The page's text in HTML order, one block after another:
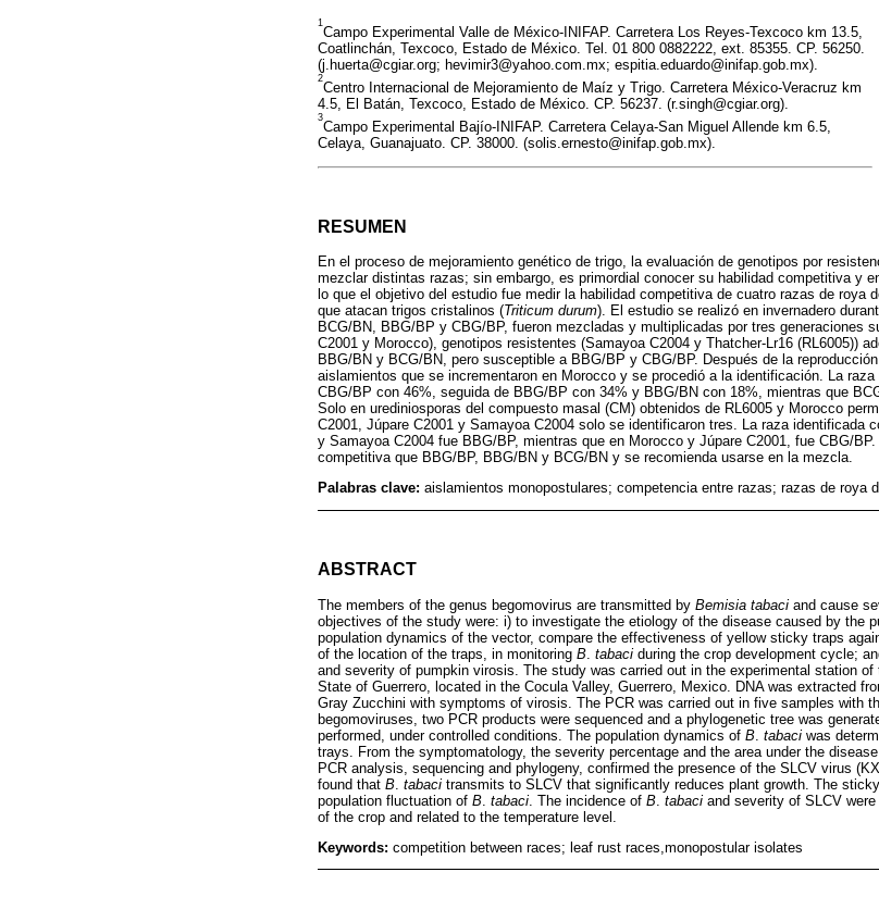
1
Campo Experimental Valle de México-INIFAP. Carretera Los Reyes-Texcoco km 13.5,
Coatlinchán, Texcoco, Estado de México. Tel. 01 800 0882222, ext. 85355. CP. 56250.
(j.huerta@cgiar.org; hevimir3@yahoo.com.mx; espitia.eduardo@inifap.gob.mx).
2
Centro Internacional de Mejoramiento de Maíz y Trigo. Carretera México-Veracruz km
4.5, El Batán, Texcoco, Estado de México. CP. 56237. (r.singh@cgiar.org).
3
Campo Experimental Bajío-INIFAP. Carretera Celaya-San Miguel Allende km 6.5,
Celaya, Guanajuato. CP. 38000. (solis.ernesto@inifap.gob.mx).
RESUMEN
En el proceso de mejoramiento genético de trigo, la evaluación de genotipos por
mezclar distintas razas; sin embargo, es primordial conocer su habilidad competitiva y
lo que el objetivo del estudio fue medir la habilidad competitiva de cuatro razas de roya
que atacan trigos cristalinos (Triticum durum). El estudio se realizó en invernadero
BCG/BN, BBG/BP y CBG/BP, fueron mezcladas y multiplicadas por tres generaciones
C2001 y Morocco), genotipos resistentes (Samayoa C2004 y Thatcher-Lr16 (RL6005))
BBG/BN y BCG/BN, pero susceptible a BBG/BP y CBG/BP. Después de la
aislamientos que se incrementaron en Morocco y se procedió a la identificación. La
CBG/BP con 46%, seguida de BBG/BP con 34% y BBG/BN con 18%, mientras que
Solo en urediniosporas del compuesto masal (CM) obtenidos de RL6005 y Morocco
C2001, Júpare C2001 y Samayoa C2004 solo se identificaron tres. La raza identificada
y Samayoa C2004 fue BBG/BP, mientras que en Morocco y Júpare C2001, fue CBG/
competitiva que BBG/BP, BBG/BN y BCG/BN y se recomienda usarse en la mezcla.
Palabras clave: aislamientos monopostulares; competencia entre razas; razas de roya
ABSTRACT
The members of the genus begomovirus are transmitted by Bemisia tabaci and cause
objectives of the study were: i) to investigate the etiology of the disease caused by the
population dynamics of the vector, compare the effectiveness of yellow sticky traps
of the location of the traps, in monitoring B tabaci during the crop development cycle;
and severity of pumpkin virosis. The study was carried out in the experimental station of
State of Guerrero, located in the Cocula Valley, Guerrero, Mexico. DNA was extracted
Gray Zucchini with symptoms of virosis. The PCR was carried out in five samples with
begomoviruses, two PCR products were sequenced and a phylogenetic tree was
performed, under controlled conditions. The population dynamics of B tabaci was
trays. From the symptomatology, the severity percentage and the area under the
PCR analysis, sequencing and phylogeny, confirmed the presence of the SLCV virus
found that B tabaci transmits to SLCV that significantly reduces plant growth. The
population fluctuation of B tabaci . The incidence of B tabaci and severity of SLCV
of the crop and related to the temperature level.
Keywords: competition between races; leaf rust races,monopostular isolates